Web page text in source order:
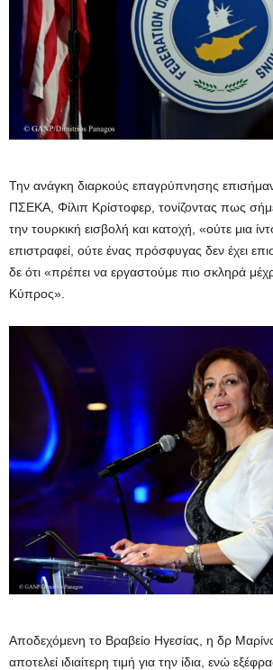
Την ανάγκη διαρκούς επαγρύπνησης
ΠΣΕΚΑ, Φίλιπ Κρίστοφερ, τονίζοντας πως
την τουρκική εισβολή και κατοχή, «ούτε μια
επιστραφεί, ούτε ένας πρόσφυγας δεν έχει
δε ότι «πρέπει να εργαστούμε πιο σκληρά
Κύπρος».
Αποδεχόμενη το Βραβείο Ηγεσίας, η δρ
αποτελεί ιδιαίτερη τιμή για την ίδια, ενώ